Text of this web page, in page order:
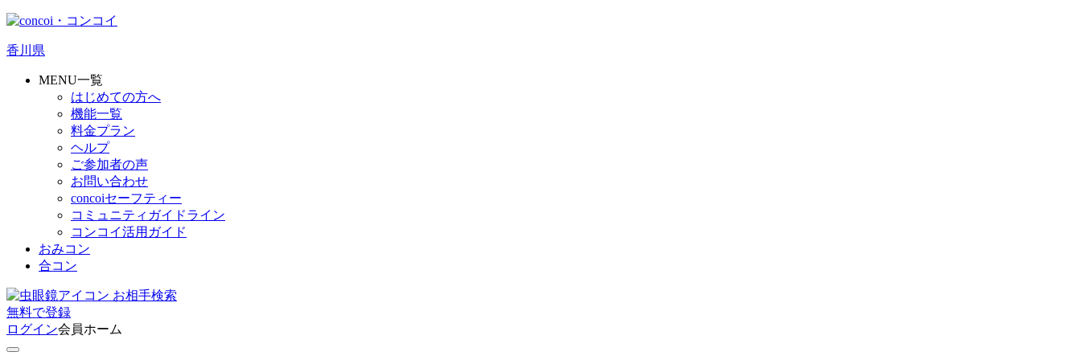
香川県
MENU一覧
はじめての方へ
機能一覧
料金プラン
ヘルプ
ご参加者の声
お問い合わせ
concoiセーフティー
コミュニティガイドライン
コンコイ活用ガイド
おみコン
合コン
お相手検索
無料で登録
ログイン会員ホーム